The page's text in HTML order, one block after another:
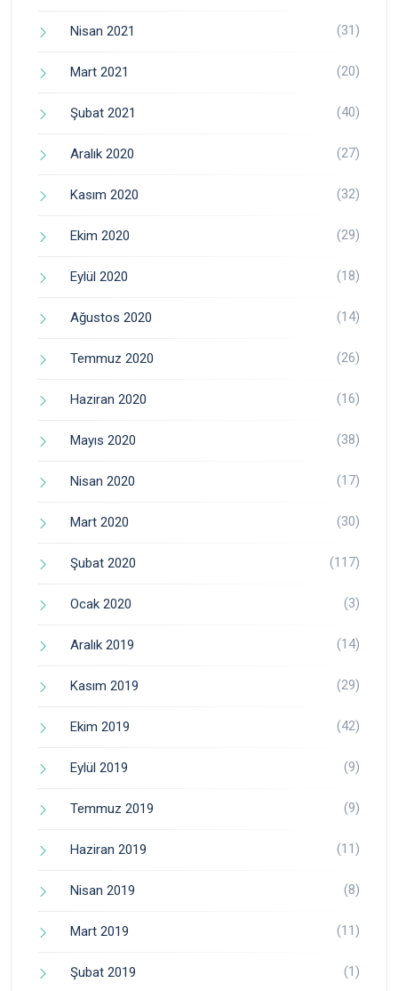
Nisan 2021 (31)
Mart 2021 (20)
Şubat 2021 (40)
Aralık 2020 (27)
Kasım 2020 (32)
Ekim 2020 (29)
Eylül 2020 (18)
Ağustos 2020 (14)
Temmuz 2020 (26)
Haziran 2020 (16)
Mayıs 2020 (38)
Nisan 2020 (17)
Mart 2020 (30)
Şubat 2020 (117)
Ocak 2020 (3)
Aralık 2019 (14)
Kasım 2019 (29)
Ekim 2019 (42)
Eylül 2019 (9)
Temmuz 2019 (9)
Haziran 2019 (11)
Nisan 2019 (8)
Mart 2019 (11)
Şubat 2019 (1)